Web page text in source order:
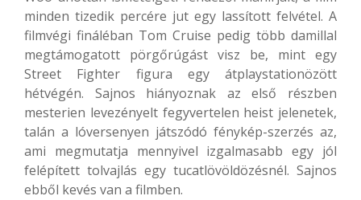
minden tizedik percére jut egy lassított felvétel. A
filmvégi fináléban Tom Cruise pedig több damillal
megtámogatott pörgőrúgást visz be, mint egy
Street Fighter figura egy átplaystationözött
hétvégén. Sajnos hiányoznak az első részben
mesterien levezényelt fegyvertelen heist jelenetek,
talán a lóversenyen játszódó fénykép-szerzés az,
ami megmutatja mennyivel izgalmasabb egy jól
felépített tolvajlás egy tucatlövöldözésnél. Sajnos
ebből kevés van a filmben.